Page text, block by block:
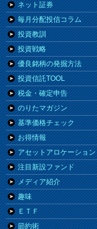
ネット証券
毎月分配投信コラム
投資教訓
投資戦略
優良銘柄の発掘方法
投資信託TOOL
税金・確定申告
のりたマガジン
基準価格チェック
お得情報
アセットアロケーション
注目新設ファンド
メディア紹介
趣味
ＥＴＦ
節約術